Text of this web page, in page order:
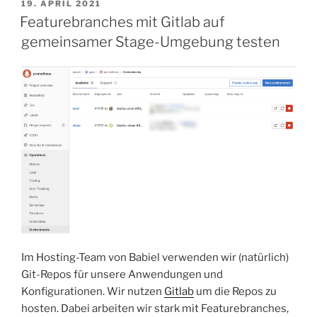
aus
fertigen
Binaries
–
mit
automatischen
Updates“
VERÖFFENTLICHT
AM
19. APRIL 2021
Featurebranches mit Gitlab auf
gemeinsamer Stage-Umgebung testen
Im Hosting-Team von Babiel verwenden wir (natürlich)
Git-Repos für unsere Anwendungen und
Konfigurationen. Wir nutzen Gitlab um die Repos zu
hosten. Dabei arbeiten wir stark mit Featurebranches,